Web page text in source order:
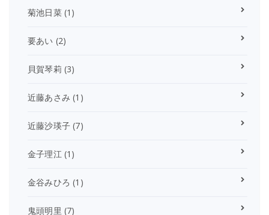
菊池日菜(1)
要あい (2)
貝賀琴莉 (3)
近藤あさみ (1)
近藤沙瑛子 (7)
金子理江(1)
金谷みひろ (1)
鬼頭明里 (7)